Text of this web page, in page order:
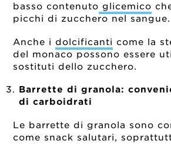
basso contenuto glicemico
picchi di zucchero nel sangue.
Anche i dolcificanti come la
del monaco possono essere
sostituti dello zucchero.
Barrette di granola:
di carboidrati
Le barrette di granola sono
come snack salutari,